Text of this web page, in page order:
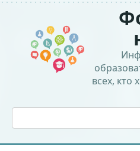
Перейти
контенту
всех, кто
Поиск: